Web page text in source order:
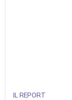
IL REPORT